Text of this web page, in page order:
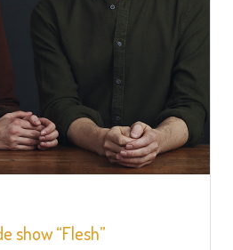
show “Flesh”